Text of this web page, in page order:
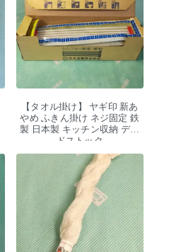
【タオル掛け】 ヤギ印 新あ
やめ ふきん掛け ネジ固定 鉄
製 日本製 キッチン収納 デッ
ドストック